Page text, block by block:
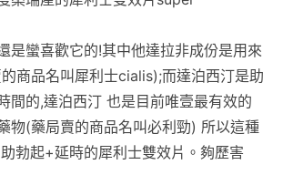
是蠻喜歡它的!其中他達拉非成份是用來
商品名叫犀利士cialis);而達泊西汀是助
間的,達泊西汀 也是目前唯壹最有效的
物(藥局賣的商品名叫必利勁) 所以這種
勃起+延時的犀利士雙效片。夠歷害